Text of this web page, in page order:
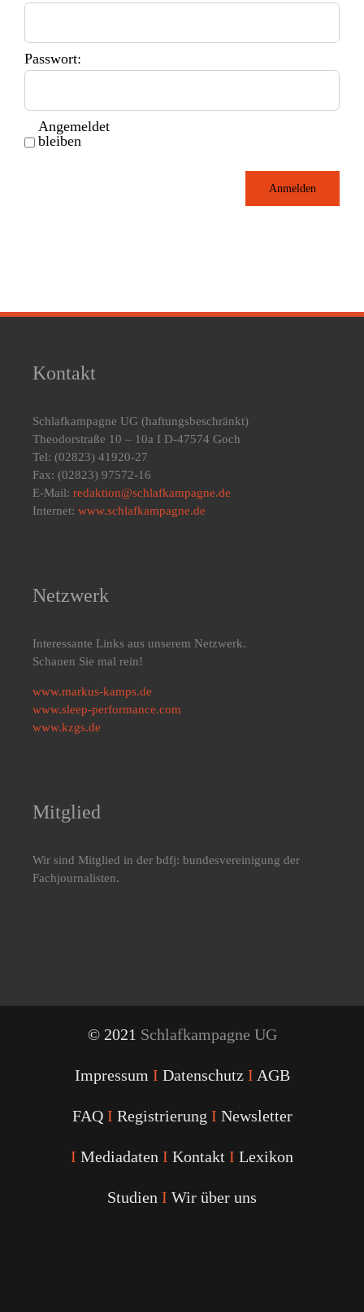
Passwort:
Angemeldet
bleiben
Anmelden
Kontakt
Schlafkampagne UG (haftungsbeschränkt)
Theodorstraße 10 – 10a I D-47574 Goch
Tel: (02823) 41920-27
Fax: (02823) 97572-16
E-Mail: redaktion@schlafkampagne.de
Internet: www.schlafkampagne.de
Netzwerk
Interessante Links aus unserem Netzwerk.
Schauen Sie mal rein!
www.markus-kamps.de
www.sleep-performance.com
www.kzgs.de
Mitglied
Wir sind Mitglied in der bdfj: bundesvereinigung der
Fachjournalisten.
© 2021 Schlafkampagne UG
Impressum I Datenschutz I AGB
FAQ I Registrierung I Newsletter
I Mediadaten I Kontakt I Lexikon
Studien I Wir über uns